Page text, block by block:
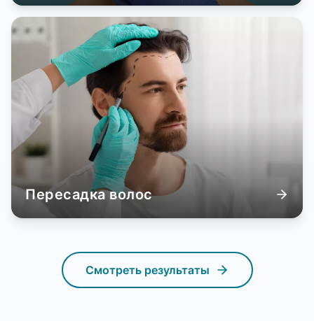
Пересадка волос
Смотреть результаты